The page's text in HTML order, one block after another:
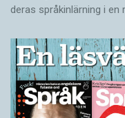
deras språkinlärning i